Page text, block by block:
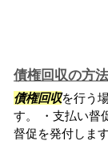
債権回収の方法
債権回収を行う
す。 ・支払い督
督促を発付しま